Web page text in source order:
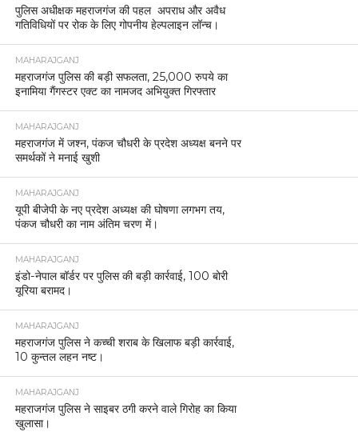
पुलिस अधीक्षक महराजगंज की पहल अपराध और अवैध
गतिविधियों पर रोक के लिए गोपनीय हेल्पलाइन लॉन्च।
MAHARAJGANJ
महराजगंज पुलिस की बड़ी सफलता, 25,000 रुपये का
इनामिया गैंगस्टर एक्ट का नामजद अभियुक्त गिरफ्तार
MAHARAJGANJ
महराजगंज में जश्न, पंकज चौधरी के प्रदेश अध्यक्ष बनने पर
समर्थकों ने मनाई खुशी
MAHARAJGANJ
यूपी बीजेपी के नए प्रदेश अध्यक्ष की घोषणा लगभग तय,
पंकज चौधरी का नाम अंतिम चरण में।
MAHARAJGANJ
इंडो-नेपाल बॉर्डर पर पुलिस की बड़ी कार्रवाई, 100 बोरी
यूरिया बरामद।
MAHARAJGANJ
महराजगंज पुलिस ने कच्ची शराब के खिलाफ बड़ी कार्रवाई,
10 कुन्तल लहन नष्ट।
MAHARAJGANJ
महराजगंज पुलिस ने साइबर ठगी करने वाले गिरोह का किया
खुलासा।